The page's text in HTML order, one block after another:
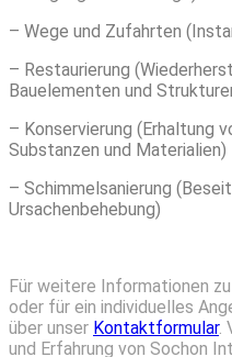
– Wege und Zufahrten
– Restaurierung
Bauelementen und
– Konservierung (Erhaltung
Substanzen und Materialien)
– Schimmelsanierung
Ursachenbehebung)
Für weitere Informationen
oder für ein individuelles
über unser Kontaktformular.
und Erfahrung von Sochon